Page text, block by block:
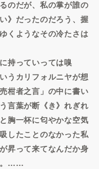
のだが、私の掌が誰の
》だったのだろう、握
くようなその冷たさは
持っていっては嗅
うカリフォルニヤが想
柑者之言」の中に書い
言葉が断《き》れぎれ
胸一杯に匂やかな空気
したことのなかった私
昇って来てなんだか身
。……